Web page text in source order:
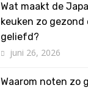
Wat maakt de
keuken zo gezond
geliefd?
juni 26, 2026
Waarom noten zo